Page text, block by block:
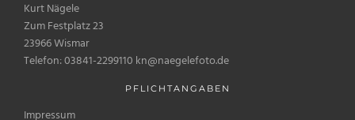
Kurt Nägele
Zum Festplatz 23
23966 Wismar
Telefon: 03841-2299110 kn@naegelefoto.de
PFLICHTANGABEN
Impressum